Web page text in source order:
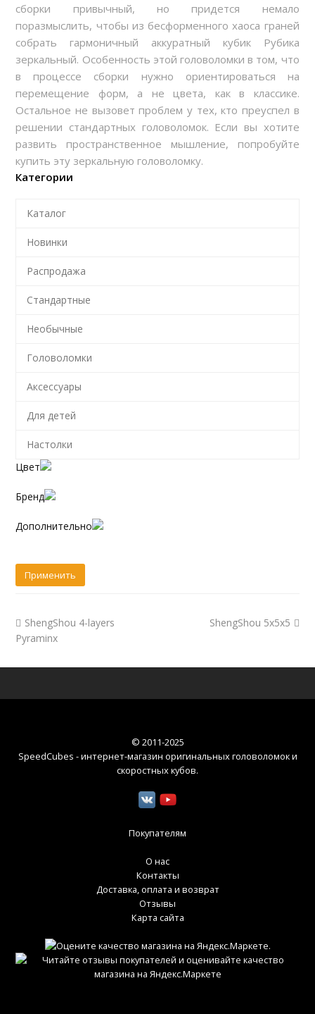
сборки привычный, но придется немало
поразмыслить, чтобы из бесформенного хаоса граней
собрать гармоничный аккуратный кубик Рубика
зеркальный. Особенность этой головоломки в том, что
в процессе сборки нужно ориентироваться на
перемещение форм, а не цвета, как в классике.
Остальное не вызовет проблем у тех, кто преуспел в
решении стандартных головоломок. Если вы хотите
развить пространственное мышление, попробуйте
купить эту зеркальную головоломку.
Категории
Каталог
Новинки
Распродажа
Стандартные
Необычные
Головоломки
Аксессуары
Для детей
Настолки
Цвет
Бренд
Дополнительно
ShengShou 4-layers
Pyraminx
ShengShou 5x5x5
© 2011-2025
SpeedCubes - интернет-магазин оригинальных головоломок и
скоростных кубов.
Покупателям
О нас
Контакты
Доставка, оплата и возврат
Отзывы
Карта сайта